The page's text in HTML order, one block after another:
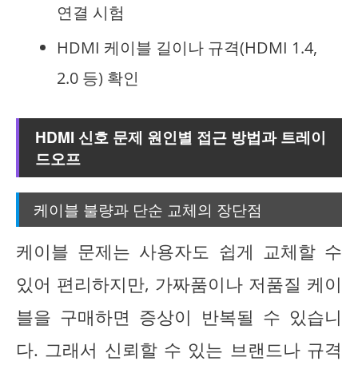
연결 시험
HDMI 케이블 길이나 규격(HDMI 1.4,
2.0 등) 확인
HDMI 신호 문제 원인별 접근 방법과 트레이
드오프
케이블 불량과 단순 교체의 장단점
케이블 문제는 사용자도 쉽게 교체할 수
있어 편리하지만, 가짜품이나 저품질 케이
블을 구매하면 증상이 반복될 수 있습니
다. 그래서 신뢰할 수 있는 브랜드나 규격